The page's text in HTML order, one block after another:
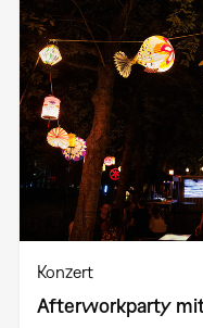
Konzert
Afterworkparty